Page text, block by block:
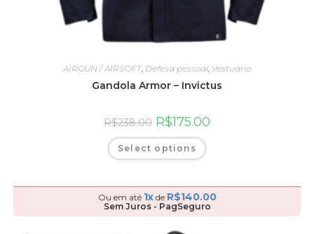
AIRGUN / AIRSOFT, Defesa pessoal Vestuário
Gandola Armor – Invictus
R$238.00 R$175.00
Select options
Ou em até 1xde R$140.00
Sem Juros - PagSeguro